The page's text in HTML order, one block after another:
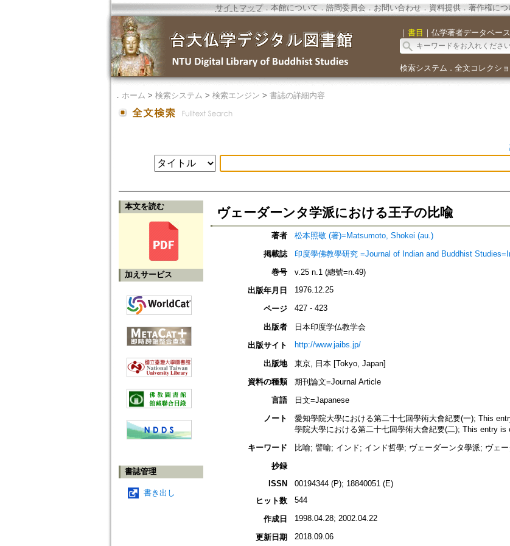
サイトマップ．本館について ． 諮問委員会． お問い合わせ． 資料提供． 著作権につ
｜ 書目 ｜ 仏学著者データベース
検索システム ． 全文コレクシ
． ホーム > 検索システム > 検索エンジン > 書誌の詳細内容
本文を読む
加えサービス
書誌管理
書き出し
ヴェーダーンタ学派における王子の比喩
著者
松本照敬 (著)=Matsumoto, Shokei (au.)
掲載誌
印度學佛教學研究 =Journal of Indian and Buddhist
巻号
v.25 n.1 (總號=n.49)
出版年月日
1976.12.25
ページ 427 - 423
出版者
日本印度学仏教学会
出版サイト
http://www.jaibs.jp/
出版地
東京, 日本 [Tokyo, Japan]
資料の種類
期刊論文=Journal Article
言語
日文=Japanese
ノート
愛知學院大學における第二十七回學術大會紀要(一); This
學院大學における第二十七回學術大會紀要(二); This entry
キーワード
比喻; 譬喻; インド; インド哲學; ヴェーダーンタ學派; ヴェ
抄録
ISSN
00194344 (P); 18840051 (E)
ヒット数
544
作成日 1998.04.28; 2002.04.22
更新日期 2018.09.06